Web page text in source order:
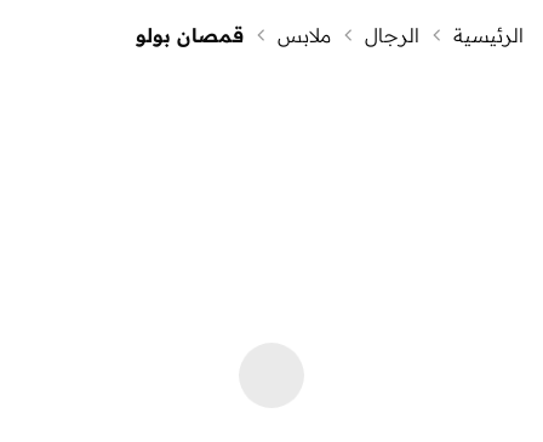
الرئيسية الرجال ملابس قمصان بولو